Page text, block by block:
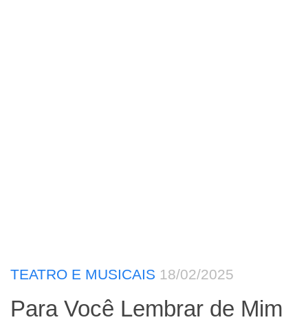
TEATRO E MUSICAIS 18/02/2025
Para Você Lembrar de Mim